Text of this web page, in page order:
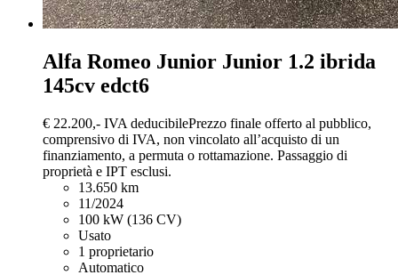
Alfa Romeo Junior Junior 1.2 ibrida
145cv edct6
€ 22.200,- IVA deducibilePrezzo finale offerto al pubblico,
comprensivo di IVA, non vincolato all’acquisto di un
finanziamento, a permuta o rottamazione. Passaggio di
proprietà e IPT esclusi.
13.650 km
11/2024
100 kW (136 CV)
Usato
1 proprietario
Automatico